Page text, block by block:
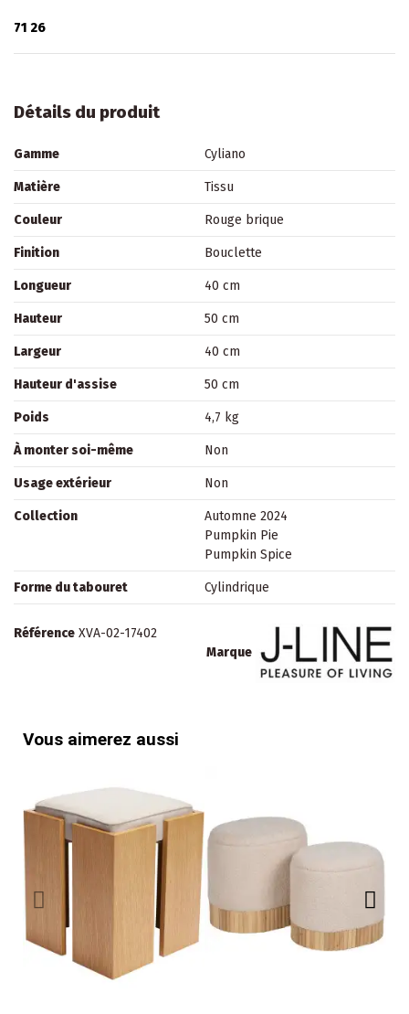
71 26
Détails du produit
Gamme Cyliano
Matière Tissu
Couleur Rouge brique
Finition Bouclette
Longueur 40 cm
Hauteur 50 cm
Largeur 40 cm
Hauteur d'assise 50 cm
Poids 4,7 kg
À monter soi-même Non
Usage extérieur Non
Collection
Automne 2024
Pumpkin Pie
Pumpkin Spice
Forme du tabouret Cylindrique
Marque
Référence XVA-02-17402
Vous aimerez aussi